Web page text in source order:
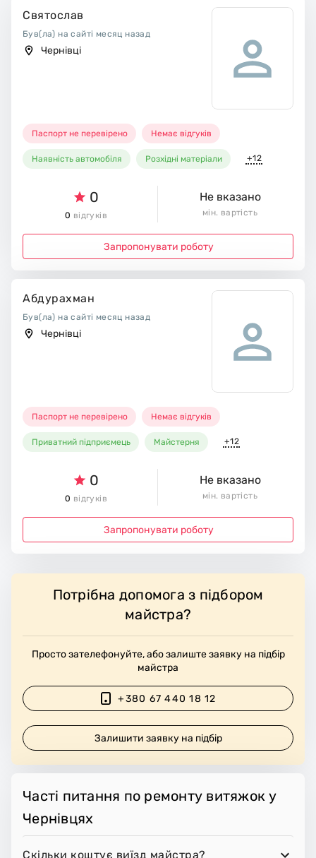
Святослав
Був(ла) на сайті месяц назад
Чернівці
Паспорт не перевірено Немає відгуків
Наявність автомобіля Розхідні матеріали +12
0
0 відгуків
Не вказано
мін. вартість
Запропонувати роботу
Абдурахман
Був(ла) на сайті месяц назад
Чернівці
Паспорт не перевірено Немає відгуків
Приватний підприємець Майстерня +12
0
0 відгуків
Не вказано
мін. вартість
Запропонувати роботу
Потрібна допомога з підбором
майстра?
Просто зателефонуйте, або залиште заявку на підбір
майстра
+380 67 440 18 12
Залишити заявку на підбір
Часті питання по ремонту витяжок у
Чернівцях
Скільки коштує виїзд майстра?